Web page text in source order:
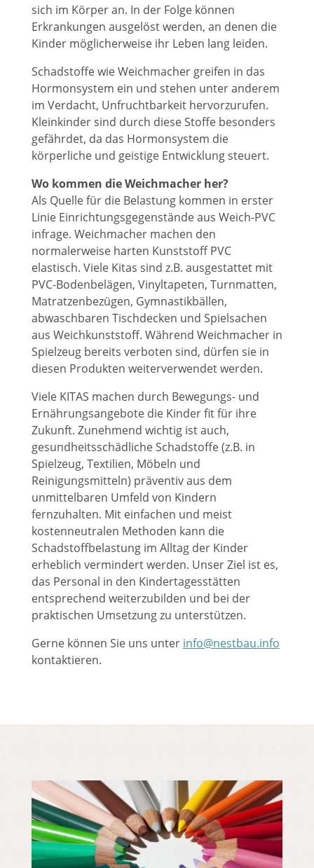
sich im Körper an. In der Folge können
Erkrankungen ausgelöst werden, an denen die
Kinder möglicherweise ihr Leben lang leiden.
Schadstoffe wie Weichmacher greifen in das
Hormonsystem ein und stehen unter anderem
im Verdacht, Unfruchtbarkeit hervorzurufen.
Kleinkinder sind durch diese Stoffe besonders
gefährdet, da das Hormonsystem die
körperliche und geistige Entwicklung steuert.
Wo kommen die Weichmacher her?
Als Quelle für die Belastung kommen in erster
Linie Einrichtungsgegenstände aus Weich-PVC
infrage. Weichmacher machen den
normalerweise harten Kunststoff PVC
elastisch. Viele Kitas sind z.B. ausgestattet mit
PVC-Bodenbelägen, Vinyltapeten, Turnmatten,
Matratzenbezügen, Gymnastikbällen,
abwaschbaren Tischdecken und Spielsachen
aus Weichkunststoff. Während Weichmacher in
Spielzeug bereits verboten sind, dürfen sie in
diesen Produkten weiterverwendet werden.
Viele KITAS machen durch Bewegungs- und
Ernährungsangebote die Kinder fit für ihre
Zukunft. Zunehmend wichtig ist auch,
gesundheitsschädliche Schadstoffe (z.B. in
Spielzeug, Textilien, Möbeln und
Reinigungsmitteln) präventiv aus dem
unmittelbaren Umfeld von Kindern
fernzuhalten. Mit einfachen und meist
kostenneutralen Methoden kann die
Schadstoffbelastung im Alltag der Kinder
erheblich vermindert werden. Unser Ziel ist es,
das Personal in den Kindertagesstätten
entsprechend weiterzubilden und bei der
praktischen Umsetzung zu unterstützen.
Gerne können Sie uns unter info@nestbau.info
kontaktieren.